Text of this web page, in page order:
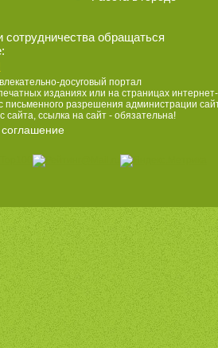
обращаться
досуговый портал
изданиях или на страницах интернет-
письменного разрешения администрации
сайта, ссылка на сайт - обязательна!
соглашение